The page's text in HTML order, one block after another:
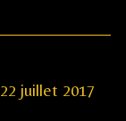
by
22 juillet 2017